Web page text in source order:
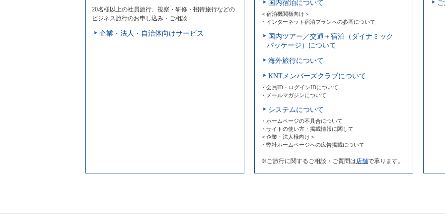
20名様以上の社員旅行、視察・研修・招待旅行などの
ビジネス旅行のお申し込み・ご相談
企業・法人・自治体向けサービス
国内宿泊について
＜宿泊機関様向け＞
・インターネット宿泊プランへの参画について
国内ツアー／交通＋宿泊（ダイナミック
パッケージ）について
海外旅行について
KNTメンバーズクラブについて
・会員ID・ログインIDについて
・メールマガジンについて
システムについて
・ホームページの不具合について
・サイトの使い方・掲載情報に関して
＜企業・法人様向け＞
・弊社ホームページへの広告掲載について
※ご旅行に関するご相談・ご質問は店舗で承ります。